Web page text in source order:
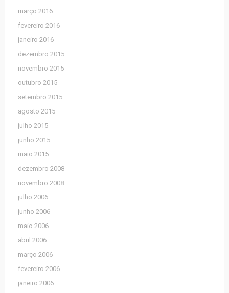
março 2016
fevereiro 2016
janeiro 2016
dezembro 2015
novembro 2015
outubro 2015
setembro 2015
agosto 2015
julho 2015
junho 2015
maio 2015
dezembro 2008
novembro 2008
julho 2006
junho 2006
maio 2006
abril 2006
março 2006
fevereiro 2006
janeiro 2006